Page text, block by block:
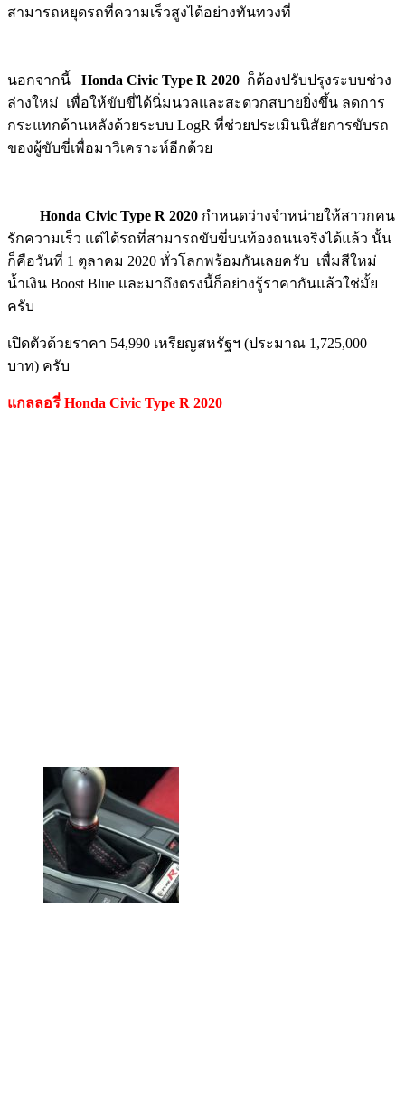
สามารถหยุดรถที่ความเร็วสูงได้อย่างทันทวงที่
นอกจากนี้ Honda Civic Type R 2020 ก็ต้องปรับปรุงระบบช่วง
ล่างใหม่ เพื่อให้ขับขี่ได้นิ่มนวลและสะดวกสบายยิ่งขึ้น ลดการ
กระแทกด้านหลังด้วยระบบ LogR ที่ช่วยประเมินนิสัยการขับรถ
ของผู้ขับขี่เพื่อมาวิเคราะห์อีกด้วย
Honda Civic Type R 2020 กำหนดว่างจำหน่ายให้สาวกคน
รักความเร็ว แต่ได้รถที่สามารถขับขี่บนท้องถนนจริงได้แล้ว นั้น
ก็คือวันที่ 1 ตุลาคม 2020 ทั่วโลกพร้อมกันเลยครับ เพื่มสีใหม่
น้ำเงิน Boost Blue และมาถึงตรงนี้ก็อย่างรู้ราคากันแล้วใช่มั้ย
ครับ
เปิดตัวด้วยราคา 54,990 เหรียญสหรัฐฯ (ประมาณ 1,725,000
บาท) ครับ
แกลลอรี่ Honda Civic Type R 2020